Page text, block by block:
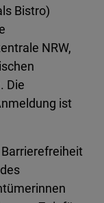
Bistro)
NRW,
Die
ist